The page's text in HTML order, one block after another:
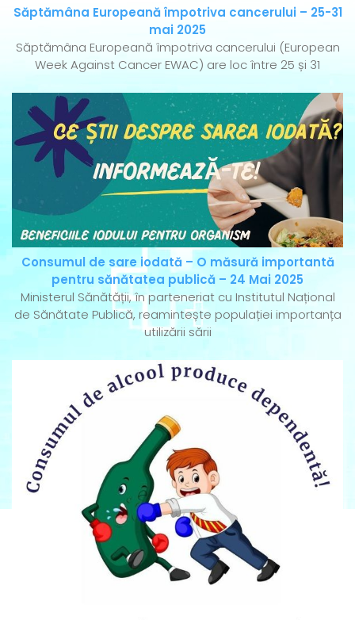
Săptămâna Europeană împotriva cancerului – 25-31
mai 2025
Săptămâna Europeană împotriva cancerului (European
Week Against Cancer EWAC) are loc între 25 și 31
Consumul de sare iodată – O măsură importantă
pentru sănătatea publică – 24 Mai 2025
Ministerul Sănătății, în parteneriat cu Institutul Național
de Sănătate Publică, reamintește populației importanța
utilizării sării